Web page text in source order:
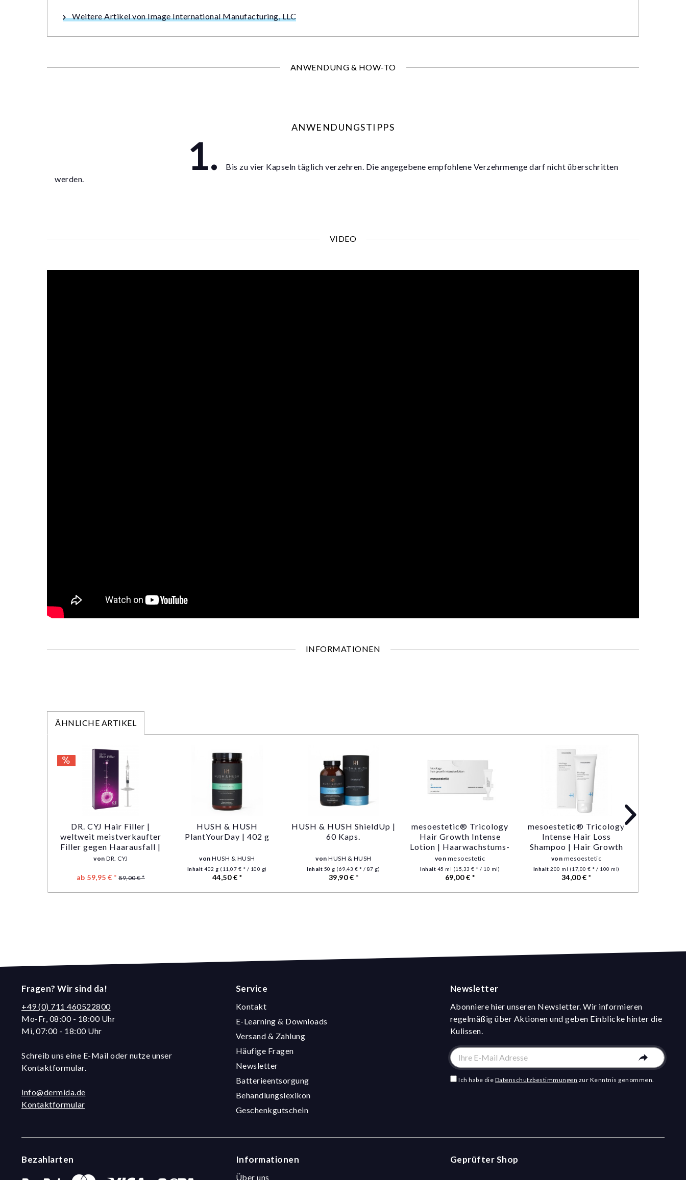
Weitere Artikel von Image International Manufacturing, LLC
ANWENDUNG & HOW-TO
ANWENDUNGSTIPPS
Bis zu vier Kapseln täglich verzehren. Die angegebene empfohlene Verzehrmenge darf nicht überschritten
werden.
VIDEO
INFORMATIONEN
ÄHNLICHE ARTIKEL
DR. CYJ Hair Filler |
weltweit meistverkaufter
Filler gegen Haarausfall |
1,0 ml Spritze
vonDR. CYJ
ab 59,95 € * 89,00 € *
HUSH & HUSH
PlantYourDay | 402 g
vonHUSH & HUSH
Inhalt402 g (11,07 € * / 100 g)
44,50 € *
HUSH & HUSH ShieldUp |
60 Kaps.
vonHUSH & HUSH
Inhalt 50 g (69,43 € * / 87 g)
39,90 € *
mesoestetic® Tricology
Hair Growth Intense
Lotion | Haarwachstums-
Serum | 8 Ampullen mit je
5 ml
von mesoestetic
Inhalt 45 ml (15,33 € * / 10 ml)
69,00 € *
mesoestetic® Tricology
Intense Hair Loss
Shampoo | Hair Growth
Shampoo | stimuliert die
Haarfollikel
von mesoestetic
Inhalt200 ml (17,00 € * / 100 ml)
34,00 € *
Fragen? Wir sind da!
+49 (0) 711 460522800
Mo-Fr, 08:00 - 18:00 Uhr
Mi, 07:00 - 18:00 Uhr
Schreib uns eine E-Mail oder nutze unser
Kontaktformular.
info@dermida.de
Kontaktformular
Service
Kontakt
E-Learning & Downloads
Versand & Zahlung
Häufige Fragen
Newsletter
Batterieentsorgung
Behandlungslexikon
Geschenkgutschein
Newsletter
Abonniere hier unseren Newsletter. Wir informieren
regelmäßig über Aktionen und geben Einblicke hinter die
Kulissen.
Ich habe die Datenschutzbestimmungen zur Kenntnis genommen.
Bezahlarten Informationen
Über uns
Geprüfter Shop